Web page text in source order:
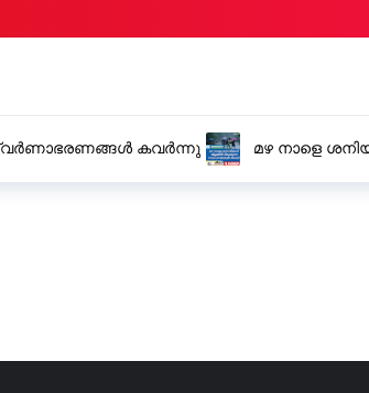
ശനിയാഴ്ച കാസർകോട് ജില്ലയിൽ വിദ്യാഭ്യാസ